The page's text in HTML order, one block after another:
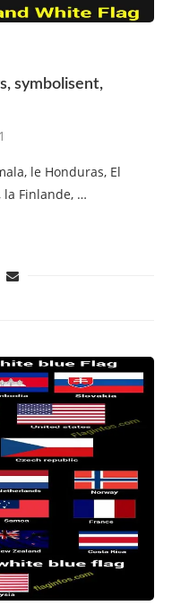
symbolisent,
le Honduras, El
la Finlande, …